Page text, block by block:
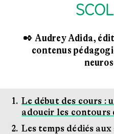
✒ Audrey Adida,
contenus
Le début des cours :
adoucir les
Les temps dédiés